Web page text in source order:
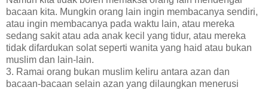
bacaan kita. Mungkin orang lain ingin membacanya sendiri,
atau ingin membacanya pada waktu lain, atau mereka
sedang sakit atau ada anak kecil yang tidur, atau mereka
tidak difardukan solat seperti wanita yang haid atau bukan
muslim dan lain-lain.
3. Ramai orang bukan muslim keliru antara azan dan
bacaan-bacaan selain azan yang dilaungkan menerusi